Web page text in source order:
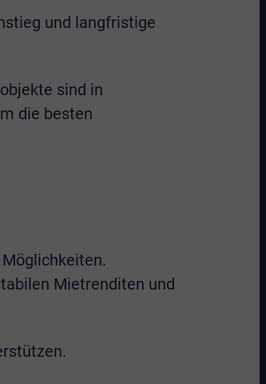
und langfristige
sind in
die besten
Mietrenditen und